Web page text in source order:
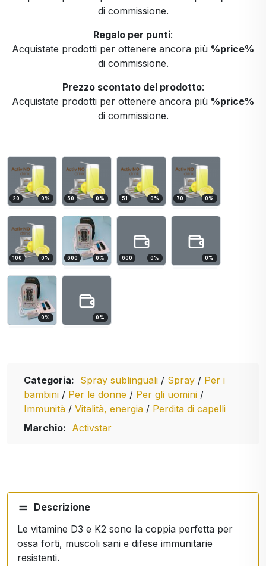
di commissione.
Regalo per punti:
Acquistate prodotti per ottenere ancora più %price%
di commissione.
Prezzo scontato del prodotto:
Acquistate prodotti per ottenere ancora più %price%
di commissione.
20 0% 50 0% 51 0% 70 0%
100 0% 600 0% 600 0% 0%
0% 0%
Categoria: Spray sublinguali / Spray / Per i
bambini / Per le donne / Per gli uomini /
Immunità / Vitalità, energia / Perdita di capelli
Marchio: Activstar
Descrizione
Le vitamine D3 e K2 sono la coppia perfetta per
ossa forti, muscoli sani e difese immunitarie
resistenti.